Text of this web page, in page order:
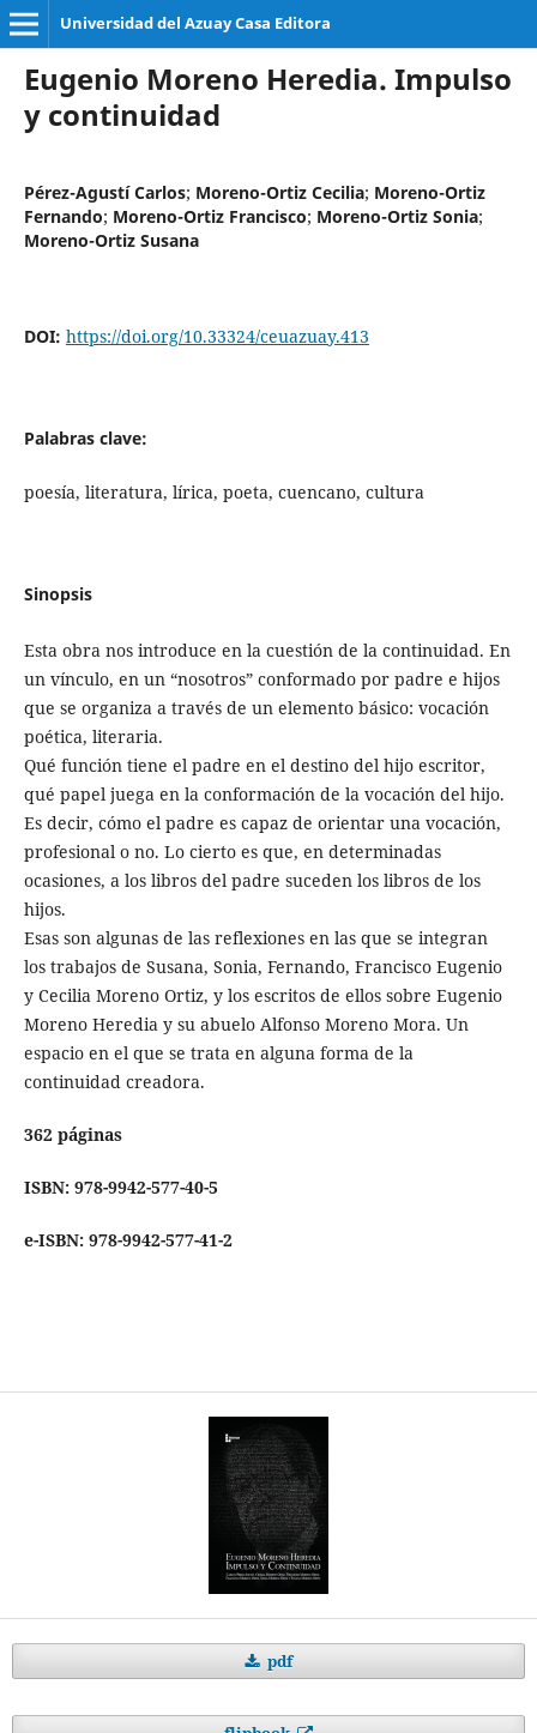
Universidad del Azuay Casa Editora
Eugenio Moreno Heredia. Impulso
y continuidad
Pérez-Agustí Carlos; Moreno-Ortiz Cecilia; Moreno-Ortiz
Fernando; Moreno-Ortiz Francisco; Moreno-Ortiz Sonia;
Moreno-Ortiz Susana
DOI: https://doi.org/10.33324/ceuazuay.413
Palabras clave:
poesía, literatura, lírica, poeta, cuencano, cultura
Sinopsis
Esta obra nos introduce en la cuestión de la continuidad. En
un vínculo, en un “nosotros” conformado por padre e hijos
que se organiza a través de un elemento básico: vocación
poética, literaria.
Qué función tiene el padre en el destino del hijo escritor,
qué papel juega en la conformación de la vocación del hijo.
Es decir, cómo el padre es capaz de orientar una vocación,
profesional o no. Lo cierto es que, en determinadas
ocasiones, a los libros del padre suceden los libros de los
hijos.
Esas son algunas de las reflexiones en las que se integran
los trabajos de Susana, Sonia, Fernando, Francisco Eugenio
y Cecilia Moreno Ortiz, y los escritos de ellos sobre Eugenio
Moreno Heredia y su abuelo Alfonso Moreno Mora. Un
espacio en el que se trata en alguna forma de la
continuidad creadora.
362 páginas
ISBN: 978-9942-577-40-5
e-ISBN: 978-9942-577-41-2
pdf